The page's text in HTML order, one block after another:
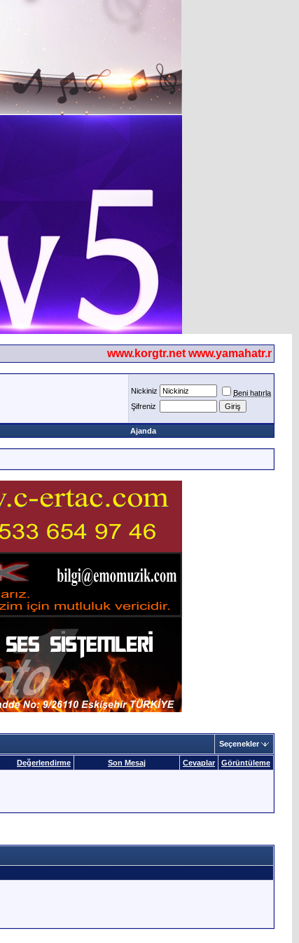
www.korgtr.net www.yamahatr.net
Nickiniz
Beni hatırla
Şifreniz
Ajanda
Seçenekler
Değerlendirme Son Mesaj Cevaplar Görüntüleme